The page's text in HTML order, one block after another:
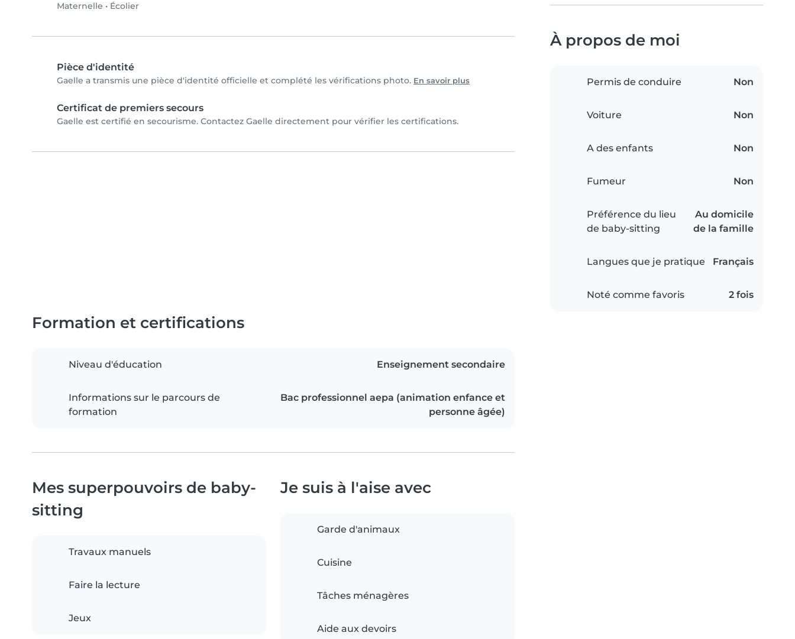
Maternelle • Écolier
Pièce d'identité
Gaelle a transmis une pièce d'identité officielle et complété les vérifications photo. En savoir plus
Certificat de premiers secours
Gaelle est certifié en secourisme. Contactez Gaelle directement pour vérifier les certifications.
À propos de moi
Permis de conduire Non
Voiture Non
A des enfants Non
Fumeur Non
Préférence du lieu
de baby-sitting
Au domicile
de la famille
Langues que je pratique Français
Noté comme favoris 2 fois
Formation et certifications
Niveau d'éducation Enseignement secondaire
Informations sur le parcours de
formation
Bac professionnel aepa (animation enfance et
personne âgée)
Mes superpouvoirs de baby-
sitting
Travaux manuels
Faire la lecture
Jeux
Je suis à l'aise avec
Garde d'animaux
Cuisine
Tâches ménagères
Aide aux devoirs